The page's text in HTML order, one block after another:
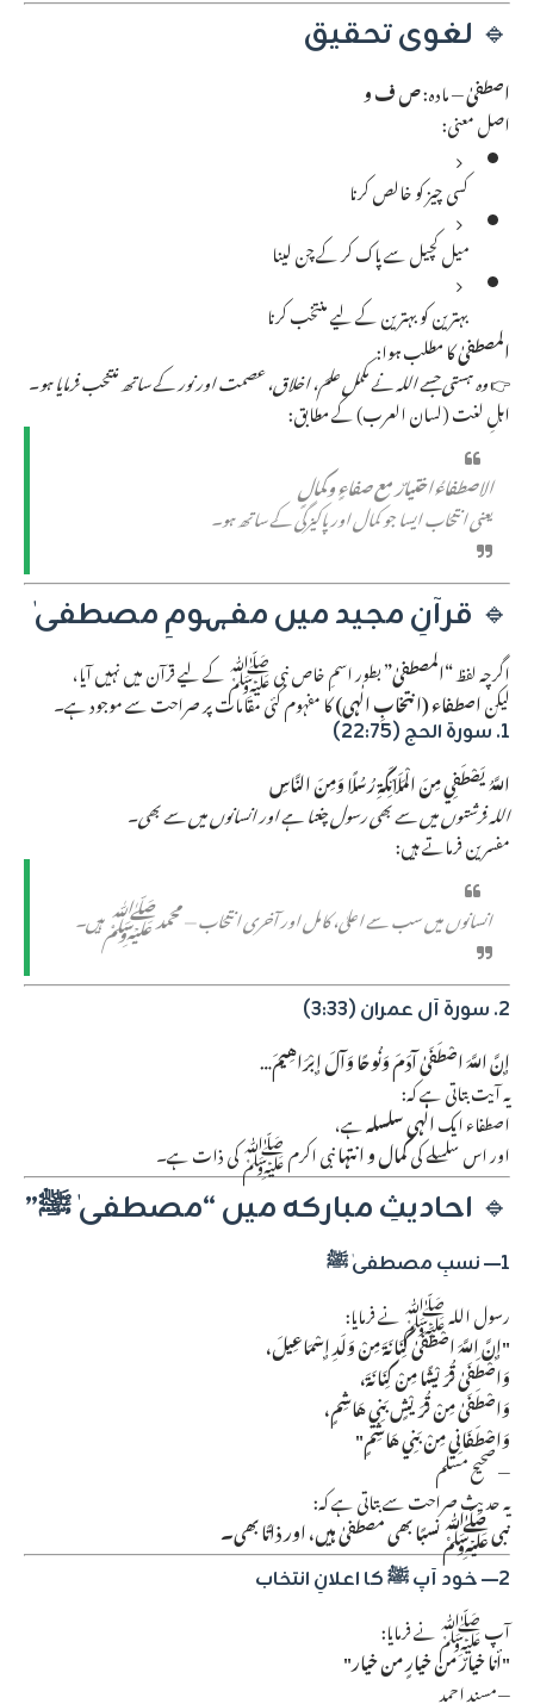
🔹 لغوی تحقیق
اصطفىٰ— مادہ:ص ف و
اصل معنی:
کسی چیز کو خالص کرنا
میل کچیل سے پاک کر کے چن لینا
بہترین کو بہترین کے لیے منتخب کرنا
المصطفىٰکا مطلب ہوا:
👉وہ ہستی جسے اللہ نے مکمل علم، اخلاق، عصمت اور نور کے ساتھ منتخب فرمایا ہو۔
اہلِ لغت (لسان العرب) کے مطابق:
الاصطفاءُ اختيارٌ مع صفاءٍ وكمالٍ
یعنی انتخاب ایسا جو کمال اور پاکیزگی کے ساتھ ہو۔
🔹 قرآنِ مجید میں مفہومِ مصطفیٰ
اگرچہ لفظ“المصطفىٰ”بطور اسمِ خاص نبی ﷺ کے لیے قرآن میں نہیں آیا،
لیکناصطفاء (انتخابِ الٰہی)کا مفہوم کئی مقامات پر صراحت سے موجود ہے۔
1. سورۃ الحج (22:75)
اللَّهُ يَصْطَفِي مِنَ الْمَلَائِكَةِ رُسُلًا وَمِنَ النَّاسِ
اللہ فرشتوں میں سے بھی رسول چنتا ہے اور انسانوں میں سے بھی۔
مفسرین فرماتے ہیں:
انسانوں میں سب سے اعلیٰ، کامل اور آخری انتخاب —محمد ﷺہیں۔
2. سورۃ آل عمران (3:33)
إِنَّ اللَّهَ اصْطَفَىٰ آدَمَ وَنُوحًا وَآلَ إِبْرَاهِيمَ…
یہ آیت بتاتی ہے کہ:
اصطفاء ایکالٰہی سلسلہہے،
اور اس سلسلے کیکمال و انتہانبی اکرم ﷺ کی ذات ہے۔
🔹 احادیثِ مبارکہ میں “مصطفیٰ ﷺ”
1— نسبِ مصطفیٰ ﷺ
رسول اللہ ﷺ نے فرمایا:
"إِنَّ اللَّهَ اصْطَفَىٰ كِنَانَةَ مِنْ وَلَدِ إِسْمَاعِيلَ،
وَاصْطَفَىٰ قُرَيْشًا مِنْ كِنَانَةَ،
وَاصْطَفَىٰ مِنْ قُرَيْشٍ بَنِي هَاشِمٍ،
وَاصْطَفَانِي مِنْ بَنِي هَاشِمٍ"
— صحیح مسلم
یہ حدیث صراحت سے بتاتی ہے کہ:
نبی ﷺ نسبًا بھی مصطفیٰ ہیں، اور ذاتًا بھی۔
2— خود آپ ﷺ کا اعلانِ انتخاب
آپ ﷺ نے فرمایا:
"أنا خيارٌ من خيارٍ من خيار"
— مسند احمد